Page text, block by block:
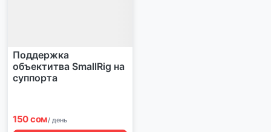
Поддержка
объектитва SmallRig на
суппорта
150 сом/ день